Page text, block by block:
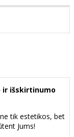
ir išskirtinumo
tik estetikos, bet
Jums!